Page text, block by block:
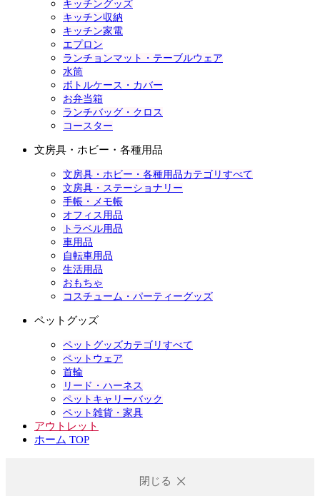
キッチングッズ
キッチン収納
キッチン家電
エプロン
ランチョンマット・テーブルウェア
水筒
ボトルケース・カバー
お弁当箱
ランチバッグ・クロス
コースター
文房具・ホビー・各種用品
文房具・ホビー・各種用品カテゴリすべて
文房具・ステーショナリー
手帳・メモ帳
オフィス用品
トラベル用品
車用品
自転車用品
生活用品
おもちゃ
コスチューム・パーティーグッズ
ペットグッズ
ペットグッズカテゴリすべて
ペットウェア
首輪
リード・ハーネス
ペットキャリーバック
ペット雑貨・家具
アウトレット
ホーム TOP
閉じる